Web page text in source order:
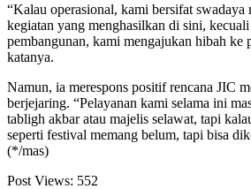
“Kalau operasional, kami bersifat swadaya
kegiatan yang menghasilkan di sini, kecuali
pembangunan, kami mengajukan hibah ke
katanya.
Namun, ia merespons positif rencana JIC
berjejaring. “Pelayanan kami selama ini
tabligh akbar atau majelis selawat, tapi
seperti festival memang belum, tapi bisa
(*/mas)
Post Views: 552